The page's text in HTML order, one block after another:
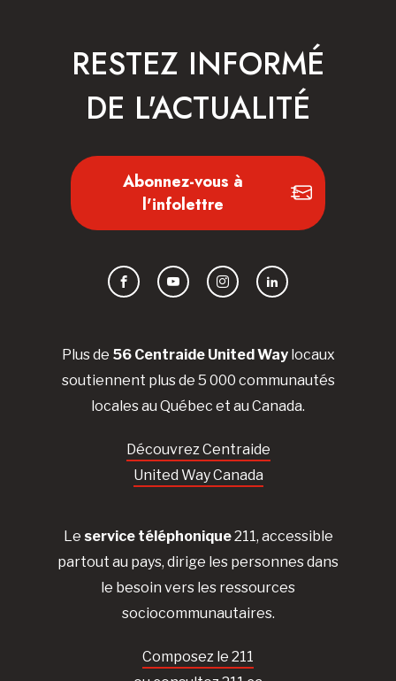
Plus de 56 Centraide United Waylocaux
soutiennent plus de 5 000 communautés
locales au Québec et au Canada.
Découvrez Centraide
United Way Canada
Le service téléphonique211, accessible
partout au pays, dirige les personnes dans
le besoin vers les ressources
sociocommunautaires.
Composez le 211
RESTEZ INFORMÉ
DE L'ACTUALITÉ
Abonnez-vous à
l'infolettre
FacebookYouTubeInstagramLinkedIn